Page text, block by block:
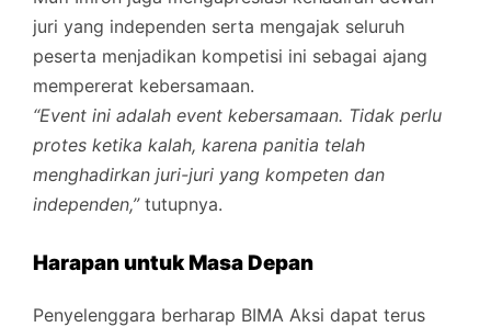
juri yang independen serta mengajak seluruh
peserta menjadikan kompetisi ini sebagai ajang
mempererat kebersamaan.
“Event ini adalah event kebersamaan. Tidak perlu
protes ketika kalah, karena panitia telah
menghadirkan juri-juri yang kompeten dan
independen,”tutupnya.
Harapan untuk Masa Depan
Penyelenggara berharap BIMA Aksi dapat terus